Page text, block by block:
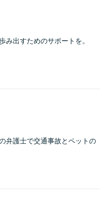
出すためのサポートを。
弁護士で交通事故とペットの